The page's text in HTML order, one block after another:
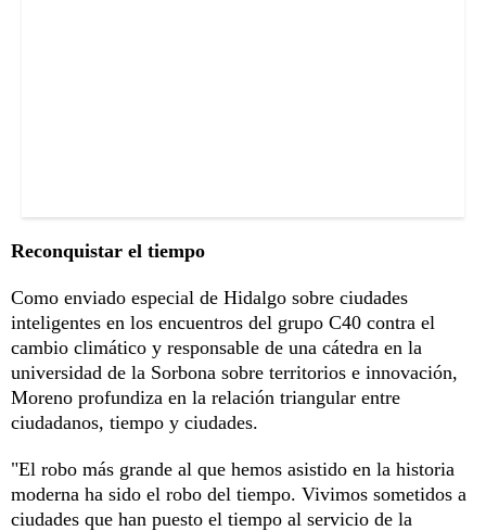
Reconquistar el tiempo
Como enviado especial de Hidalgo sobre ciudades
inteligentes en los encuentros del grupo C40 contra el
cambio climático y responsable de una cátedra en la
universidad de la Sorbona sobre territorios e innovación,
Moreno profundiza en la relación triangular entre
ciudadanos, tiempo y ciudades.
"El robo más grande al que hemos asistido en la historia
moderna ha sido el robo del tiempo. Vivimos sometidos a
ciudades que han puesto el tiempo al servicio de la